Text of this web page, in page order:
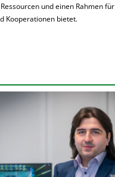
und einen Rahmen für
Kooperationen bietet.